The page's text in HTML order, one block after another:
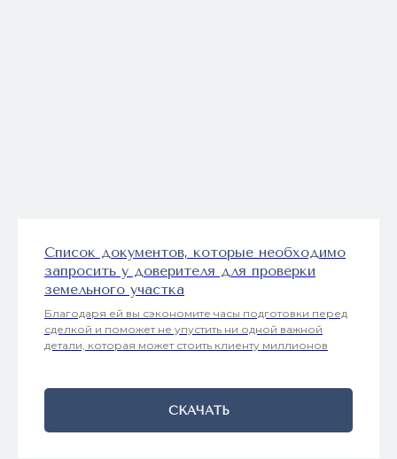
Список документов, которые необходимо
запросить у доверителя для проверки
земельного участка
Благодаря ей вы сэкономите часы подготовки перед
сделкой и поможет не упустить ни одной важной
детали, которая может стоить клиенту миллионов
СКАЧАТЬ